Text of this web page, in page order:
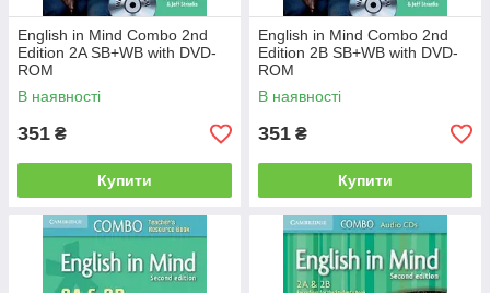
English in Mind Combo 2nd
Edition 2A SB+WB with DVD-
ROM
В наявності
351 ₴
Купити
English in Mind Combo 2nd
Edition 2B SB+WB with DVD-
ROM
В наявності
351 ₴
Купити